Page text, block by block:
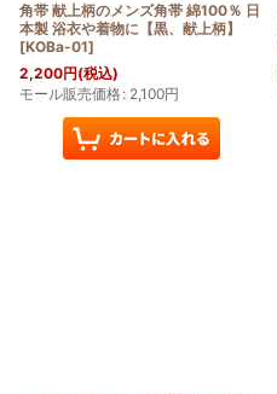
角帯 献上柄のメンズ角帯 綿100％ 日
本製 浴衣や着物に【黒、献上柄】
[KOBa-01]
2,200円(税込)
モール販売価格: 2,100円